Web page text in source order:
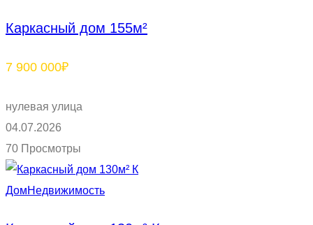
Каркасный дом 155м²
7 900 000₽
нулевая улица
04.07.2026
70 Просмотры
ДомНедвижимость